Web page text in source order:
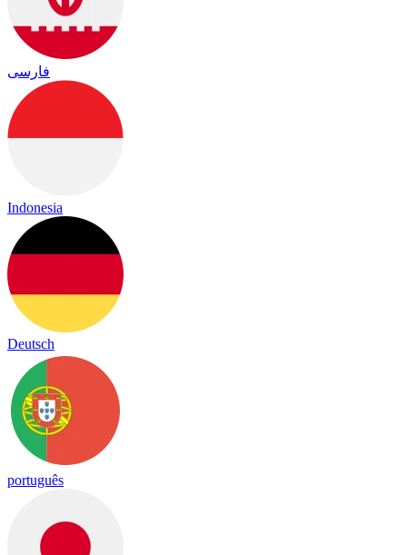
فارسی
Indonesia
Deutsch
português